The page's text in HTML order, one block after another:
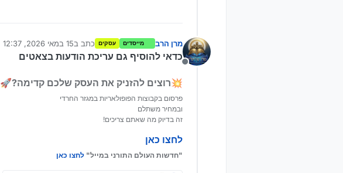
מנותק
מרן הרב מייסדים עסקים כתב ב15 במאי 2026, 12:37
נערך לאחרונה על ידי
כדאי להוסיף גם עריכת הודעות בצאטים
💥רוצים להזניק את העסק שלכם קדימה?🚀
פרסום בקבוצות הפופולאריות במגזר החרדי
ובמחיר משתלם
זה בדיוק מה שאתם צריכים!
לחצו כאן
"חדשות העולם התורני במייל" לחצו כאן